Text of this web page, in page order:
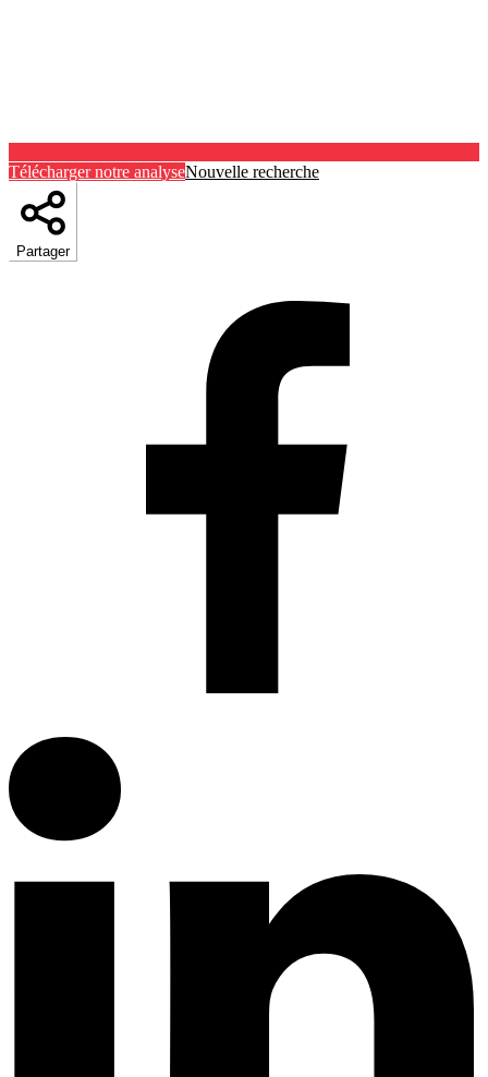
Télécharger notre analyseNouvelle recherche
Partager